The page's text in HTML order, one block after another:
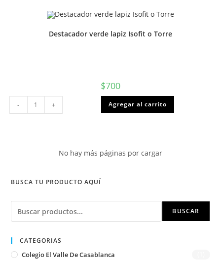
Destacador verde lapiz Isofit o Torre
$700
Destacador
verde
lapiz
- + Agregar al carrito
No hay más páginas por cargar
BUSCA TU PRODUCTO AQUÍ
Buscar BUSCAR
CATEGORIAS
Colegio El Valle De Casablanca